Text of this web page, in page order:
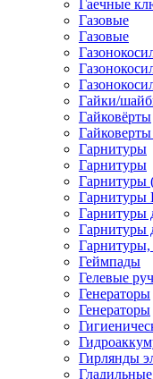
Гаечные
Газовые
Газовые
Гайки/
Гайковёрты
Гарнитуры
Гарнитуры
Гарнитуры
Гарнитуры
Гарнитуры
Гарнитуры
Геймпады
Гелевые
Генераторы
Генераторы
Гирлянды